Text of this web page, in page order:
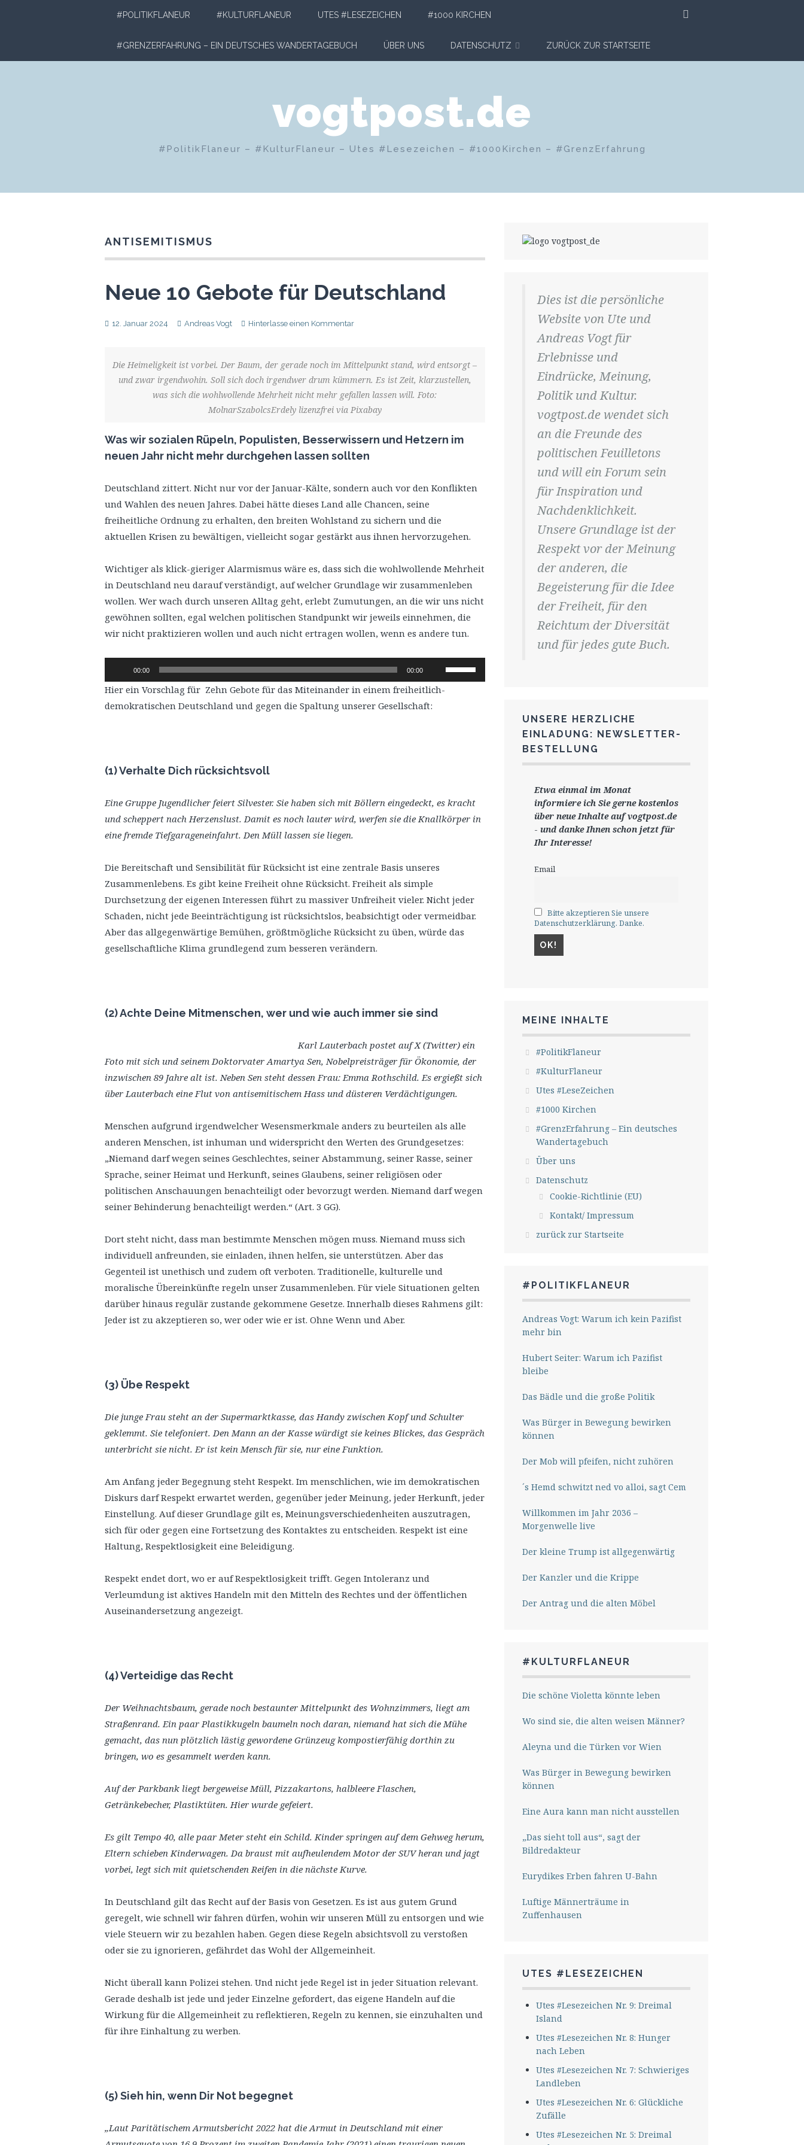
#POLITIKFLANEUR #KULTURFLANEUR UTES #LESEZEICHEN #1000 KIRCHEN
#GRENZERFAHRUNG – EIN DEUTSCHES WANDERTAGEBUCH ÜBER UNS DATENSCHUTZ ZURÜCK ZUR STARTSEITE
vogtpost.de
#PolitikFlaneur – #KulturFlaneur – Utes #Lesezeichen – #1000Kirchen – #GrenzErfahrung
ANTISEMITISMUS
Neue 10 Gebote für Deutschland
12. Januar 2024 Andreas Vogt Hinterlasse einen Kommentar
Die Heimeligkeit ist vorbei. Der Baum, der gerade noch im Mittelpunkt stand, wird entsorgt –
und zwar irgendwohin. Soll sich doch irgendwer drum kümmern. Es ist Zeit, klarzustellen,
was sich die wohlwollende Mehrheit nicht mehr gefallen lassen will. Foto:
MolnarSzabolcsErdely lizenzfrei via Pixabay
Was wir sozialen Rüpeln, Populisten, Besserwissern und Hetzern im
neuen Jahr nicht mehr durchgehen lassen sollten
Deutschland zittert. Nicht nur vor der Januar-Kälte, sondern auch vor den Konflikten
und Wahlen des neuen Jahres. Dabei hätte dieses Land alle Chancen, seine
freiheitliche Ordnung zu erhalten, den breiten Wohlstand zu sichern und die
aktuellen Krisen zu bewältigen, vielleicht sogar gestärkt aus ihnen hervorzugehen.
Wichtiger als klick-gieriger Alarmismus wäre es, dass sich die wohlwollende Mehrheit
in Deutschland neu darauf verständigt, auf welcher Grundlage wir zusammenleben
wollen. Wer wach durch unseren Alltag geht, erlebt Zumutungen, an die wir uns nicht
gewöhnen sollten, egal welchen politischen Standpunkt wir jeweils einnehmen, die
wir nicht praktizieren wollen und auch nicht ertragen wollen, wenn es andere tun.
Player
00:00 00:00
Pfeiltasten
Hoch/Runter
Hier ein Vorschlag für Zehn Gebote für das Miteinander in einem freiheitlich-
demokratischen Deutschland und gegen die Spaltung unserer Gesellschaft:
(1) Verhalte Dich rücksichtsvoll
Eine Gruppe Jugendlicher feiert Silvester. Sie haben sich mit Böllern eingedeckt, es kracht
und scheppert nach Herzenslust. Damit es noch lauter wird, werfen sie die Knallkörper in
eine fremde Tiefgarageneinfahrt. Den Müll lassen sie liegen.
Die Bereitschaft und Sensibilität für Rücksicht ist eine zentrale Basis unseres
Zusammenlebens. Es gibt keine Freiheit ohne Rücksicht. Freiheit als simple
Durchsetzung der eigenen Interessen führt zu massiver Unfreiheit vieler. Nicht jeder
Schaden, nicht jede Beeinträchtigung ist rücksichtslos, beabsichtigt oder vermeidbar.
Aber das allgegenwärtige Bemühen, größtmögliche Rücksicht zu üben, würde das
gesellschaftliche Klima grundlegend zum besseren verändern.
(2) Achte Deine Mitmenschen, wer und wie auch immer sie sind
Karl Lauterbach postet auf X (Twitter) ein
Foto mit sich und seinem Doktorvater Amartya Sen, Nobelpreisträger für Ökonomie, der
inzwischen 89 Jahre alt ist. Neben Sen steht dessen Frau: Emma Rothschild. Es ergießt sich
über Lauterbach eine Flut von antisemitischem Hass und düsteren Verdächtigungen.
Menschen aufgrund irgendwelcher Wesensmerkmale anders zu beurteilen als alle
anderen Menschen, ist inhuman und widerspricht den Werten des Grundgesetzes:
„Niemand darf wegen seines Geschlechtes, seiner Abstammung, seiner Rasse, seiner
Sprache, seiner Heimat und Herkunft, seines Glaubens, seiner religiösen oder
politischen Anschauungen benachteiligt oder bevorzugt werden. Niemand darf wegen
seiner Behinderung benachteiligt werden.“ (Art. 3 GG).
Dort steht nicht, dass man bestimmte Menschen mögen muss. Niemand muss sich
individuell anfreunden, sie einladen, ihnen helfen, sie unterstützen. Aber das
Gegenteil ist unethisch und zudem oft verboten. Traditionelle, kulturelle und
moralische Übereinkünfte regeln unser Zusammenleben. Für viele Situationen gelten
darüber hinaus regulär zustande gekommene Gesetze. Innerhalb dieses Rahmens gilt:
Jeder ist zu akzeptieren so, wer oder wie er ist. Ohne Wenn und Aber.
(3) Übe Respekt
Die junge Frau steht an der Supermarktkasse, das Handy zwischen Kopf und Schulter
geklemmt. Sie telefoniert. Den Mann an der Kasse würdigt sie keines Blickes, das Gespräch
unterbricht sie nicht. Er ist kein Mensch für sie, nur eine Funktion.
Am Anfang jeder Begegnung steht Respekt. Im menschlichen, wie im demokratischen
Diskurs darf Respekt erwartet werden, gegenüber jeder Meinung, jeder Herkunft, jeder
Einstellung. Auf dieser Grundlage gilt es, Meinungsverschiedenheiten auszutragen,
sich für oder gegen eine Fortsetzung des Kontaktes zu entscheiden. Respekt ist eine
Haltung, Respektlosigkeit eine Beleidigung.
Respekt endet dort, wo er auf Respektlosigkeit trifft. Gegen Intoleranz und
Verleumdung ist aktives Handeln mit den Mitteln des Rechtes und der öffentlichen
Auseinandersetzung angezeigt.
(4) Verteidige das Recht
Der Weihnachtsbaum, gerade noch bestaunter Mittelpunkt des Wohnzimmers, liegt am
Straßenrand. Ein paar Plastikkugeln baumeln noch daran, niemand hat sich die Mühe
gemacht, das nun plötzlich lästig gewordene Grünzeug kompostierfähig dorthin zu
bringen, wo es gesammelt werden kann.
Auf der Parkbank liegt bergeweise Müll, Pizzakartons, halbleere Flaschen,
Getränkebecher, Plastiktüten. Hier wurde gefeiert.
Es gilt Tempo 40, alle paar Meter steht ein Schild. Kinder springen auf dem Gehweg herum,
Eltern schieben Kinderwagen. Da braust mit aufheulendem Motor der SUV heran und jagt
vorbei, legt sich mit quietschenden Reifen in die nächste Kurve.
In Deutschland gilt das Recht auf der Basis von Gesetzen. Es ist aus gutem Grund
geregelt, wie schnell wir fahren dürfen, wohin wir unseren Müll zu entsorgen und wie
viele Steuern wir zu bezahlen haben. Gegen diese Regeln absichtsvoll zu verstoßen
oder sie zu ignorieren, gefährdet das Wohl der Allgemeinheit.
Nicht überall kann Polizei stehen. Und nicht jede Regel ist in jeder Situation relevant.
Gerade deshalb ist jede und jeder Einzelne gefordert, das eigene Handeln auf die
Wirkung für die Allgemeinheit zu reflektieren, Regeln zu kennen, sie einzuhalten und
für ihre Einhaltung zu werben.
(5) Sieh hin, wenn Dir Not begegnet
„Laut Paritätischem Armutsbericht 2022 hat die Armut in Deutschland mit einer
Dies ist die persönliche
Website von Ute und
Andreas Vogt für
Erlebnisse und
Eindrücke, Meinung,
Politik und Kultur.
vogtpost.de wendet sich
an die Freunde des
politischen Feuilletons
und will ein Forum sein
für Inspiration und
Nachdenklichkeit.
Unsere Grundlage ist der
Respekt vor der Meinung
der anderen, die
Begeisterung für die Idee
der Freiheit, für den
Reichtum der Diversität
und für jedes gute Buch.
UNSERE HERZLICHE
EINLADUNG: NEWSLETTER-
BESTELLUNG
Etwa einmal im Monat
informiere ich Sie gernekostenlos
über neue Inhalte auf vogtpost.de
- und danke Ihnen schon jetzt für
Ihr Interesse!
Email
Bitte akzeptieren Sie unsere
Datenschutzerklärung. Danke.
MEINE INHALTE
#PolitikFlaneur
#KulturFlaneur
Utes #LeseZeichen
#1000 Kirchen
#GrenzErfahrung – Ein deutsches
Wandertagebuch
Über uns
Datenschutz
Cookie-Richtlinie (EU)
Kontakt/ Impressum
zurück zur Startseite
#POLITIKFLANEUR
Andreas Vogt: Warum ich kein Pazifist
mehr bin
Hubert Seiter: Warum ich Pazifist
bleibe
Das Bädle und die große Politik
Was Bürger in Bewegung bewirken
können
Der Mob will pfeifen, nicht zuhören
´s Hemd schwitzt ned vo alloi, sagt Cem
Willkommen im Jahr 2036 –
Morgenwelle live
Der kleine Trump ist allgegenwärtig
Der Kanzler und die Krippe
Der Antrag und die alten Möbel
#KULTURFLANEUR
Die schöne Violetta könnte leben
Wo sind sie, die alten weisen Männer?
Aleyna und die Türken vor Wien
Was Bürger in Bewegung bewirken
können
Eine Aura kann man nicht ausstellen
„Das sieht toll aus“, sagt der
Bildredakteur
Eurydikes Erben fahren U-Bahn
Luftige Männerträume in
Zuffenhausen
UTES #LESEZEICHEN
Utes #Lesezeichen Nr. 9: Dreimal
Island
Utes #Lesezeichen Nr. 8: Hunger
nach Leben
Utes #Lesezeichen Nr. 7: Schwieriges
Landleben
Utes #Lesezeichen Nr. 6: Glückliche
Zufälle
Utes #Lesezeichen Nr. 5: Dreimal